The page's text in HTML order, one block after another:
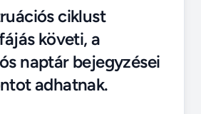
ciklust
követi, a
naptár bejegyzései
adhatnak.